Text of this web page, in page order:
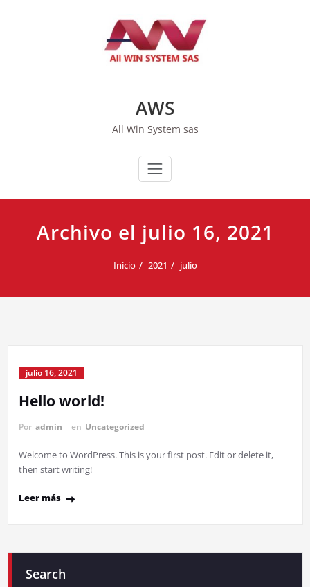
AWS
All Win System sas
Archivo el julio 16, 2021
Inicio 2021 julio
julio 16, 2021
Hello world!
Por admin en Uncategorized
Welcome to WordPress. This is your first post. Edit or delete it,
then start writing!
Leer más
Search